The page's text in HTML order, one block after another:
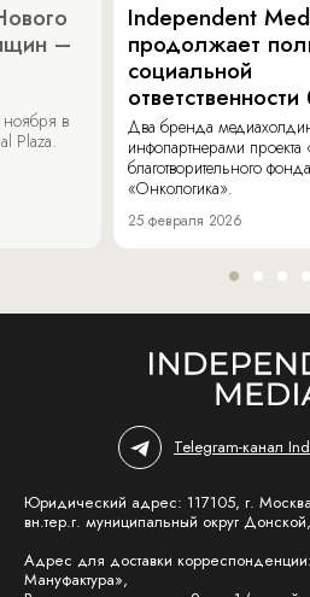
–
ноября в
Plaza.
Independent
продолжает
социальной
Два бренда
инфопартнерами
благотворительного фонда
«Онкологика».
25 февраля 2026
Telegram-канал
Юридический адрес: 117105, г.
вн.тер.г. муниципальный округ
Адрес для доставки
Мануфактура»,